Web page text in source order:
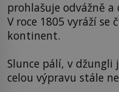
prohlašuje odvážně
V roce 1805 vyráží
kontinent.
Slunce pálí, v džungli
celou výpravu stále